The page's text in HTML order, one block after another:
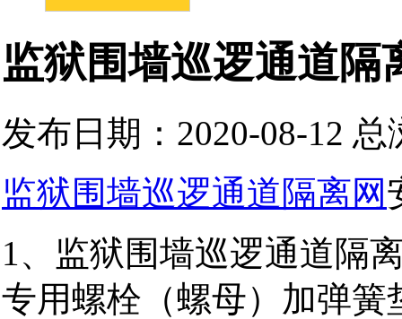
监狱围墙巡逻通道隔
发布日期：2020-08-12 总
监狱围墙巡逻通道隔离网
1、监狱围墙巡逻通道隔
专用螺栓（螺母）加弹